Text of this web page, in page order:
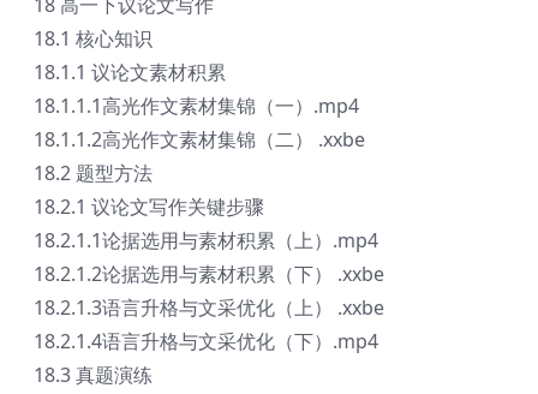
18.1 核心知识
18.1.1 议论文素材积累
18.1.1.1高光作文素材集锦（一）.mp4
18.1.1.2高光作文素材集锦（二） .xxbe
18.2 题型方法
18.2.1 议论文写作关键步骤
18.2.1.1论据选用与素材积累（上）.mp4
18.2.1.2论据选用与素材积累（下） .xxbe
18.2.1.3语言升格与文采优化（上） .xxbe
18.2.1.4语言升格与文采优化（下）.mp4
18.3 真题演练